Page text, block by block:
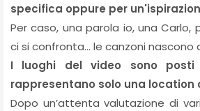
specifica oppure per
Per caso, una parola io, una Carlo,
ci si confronta… le canzoni nascono
I luoghi del video sono
rappresentano solo una location
Dopo un’attenta valutazione di